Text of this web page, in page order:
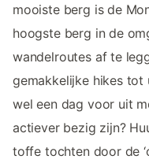
mooiste berg is de
hoogste berg in de
wandelroutes af te
gemakkelijke hikes tot
wel een dag voor uit
actiever bezig zijn?
toffe tochten door de